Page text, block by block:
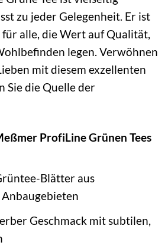
zu jeder Gelegenheit. Er ist
alle, die Wert auf Qualität,
legen. Verwöhnen
mit diesem exzellenten
Sie die Quelle der
ProfiLine Grünen Tees
Blätter aus
Geschmack mit subtilen,